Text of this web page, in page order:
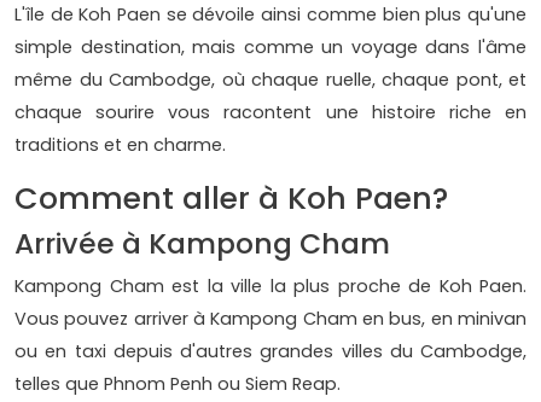
L'île de Koh Paen se dévoile ainsi comme bien plus qu'une
simple destination, mais comme un voyage dans l'âme
même du Cambodge, où chaque ruelle, chaque pont, et
chaque sourire vous racontent une histoire riche en
traditions et en charme.
Comment aller à Koh Paen?
Arrivée à Kampong Cham
Kampong Cham est la ville la plus proche de Koh Paen.
Vous pouvez arriver à Kampong Cham en bus, en minivan
ou en taxi depuis d'autres grandes villes du Cambodge,
telles que Phnom Penh ou Siem Reap.